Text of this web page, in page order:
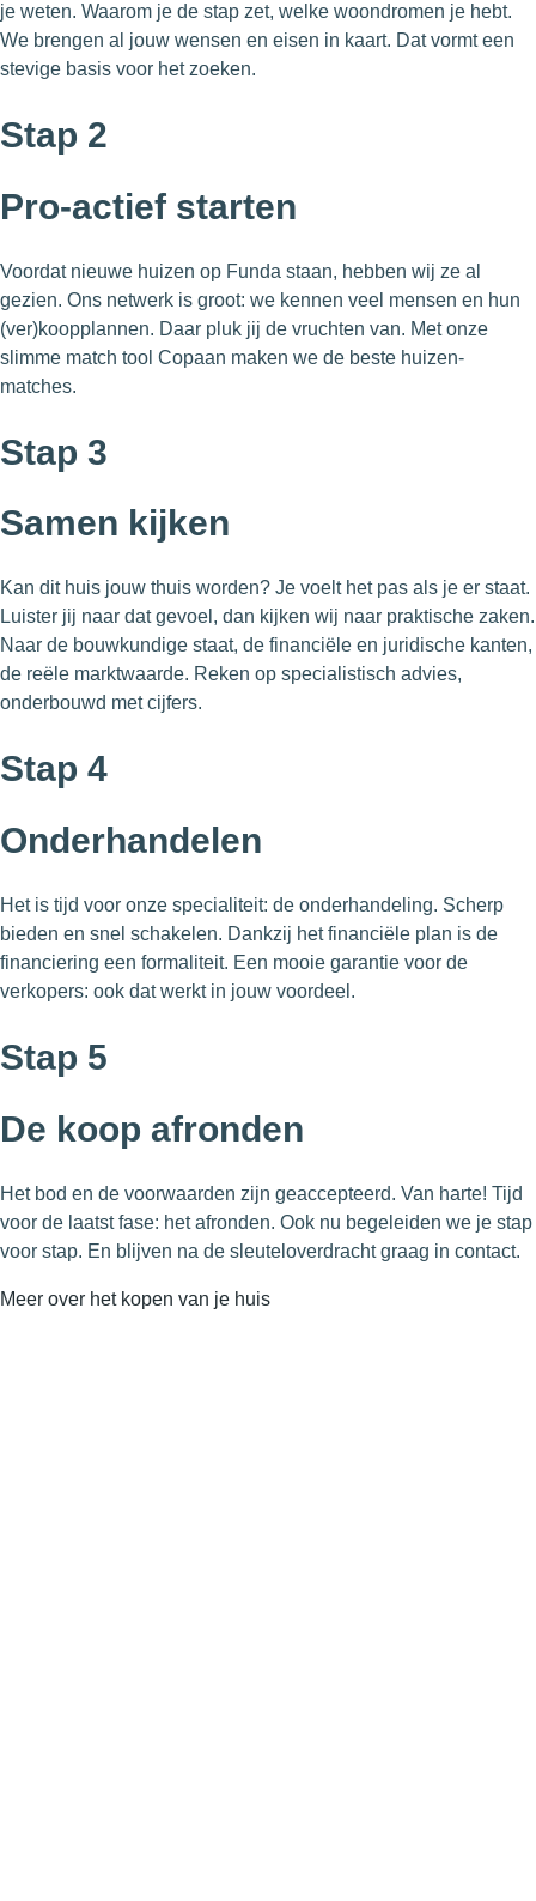
je weten. Waarom je de stap zet, welke woondromen je hebt.
We brengen al jouw wensen en eisen in kaart. Dat vormt een
stevige basis voor het zoeken.
Stap 2
Pro-actief starten
Voordat nieuwe huizen op Funda staan, hebben wij ze al
gezien. Ons netwerk is groot: we kennen veel mensen en hun
(ver)koopplannen. Daar pluk jij de vruchten van. Met onze
slimme match tool Copaan maken we de beste huizen-
matches.
Stap 3
Samen kijken
Kan dit huis jouw thuis worden? Je voelt het pas als je er staat.
Luister jij naar dat gevoel, dan kijken wij naar praktische zaken.
Naar de bouwkundige staat, de financiële en juridische kanten,
de reële marktwaarde. Reken op specialistisch advies,
onderbouwd met cijfers.
Stap 4
Onderhandelen
Het is tijd voor onze specialiteit: de onderhandeling. Scherp
bieden en snel schakelen. Dankzij het financiële plan is de
financiering een formaliteit. Een mooie garantie voor de
verkopers: ook dat werkt in jouw voordeel.
Stap 5
De koop afronden
Het bod en de voorwaarden zijn geaccepteerd. Van harte! Tijd
voor de laatst fase: het afronden. Ook nu begeleiden we je stap
voor stap. En blijven na de sleuteloverdracht graag in contact.
Meer over het kopen van je huis